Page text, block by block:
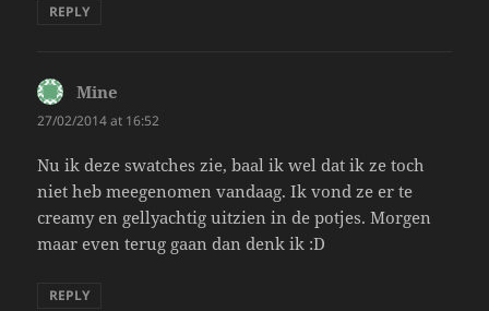
REPLY
Mine
27/02/2014 at 16:52
Nu ik deze swatches zie, baal ik wel dat ik ze toch
niet heb meegenomen vandaag. Ik vond ze er te
creamy en gellyachtig uitzien in de potjes. Morgen
maar even terug gaan dan denk ik :D
REPLY